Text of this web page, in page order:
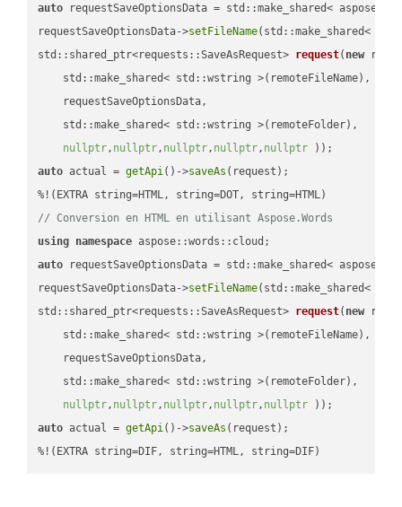
auto requestSaveOptionsData = std::make_shared<
requestSaveOptionsData->setFileName(std::make_shared<
std::shared_ptr<requests::SaveAsRequest> request( new
    std::make_shared< std::wstring >(remoteFileName),
    requestSaveOptionsData,
    std::make_shared< std::wstring >(remoteFolder),
nullptr, nullptr, nullptr, nullptr, nullptr ))
auto actual = getApi()->saveAs (request);
// Conversion en HTML en utilisant Aspose.Words
using namespace
auto requestSaveOptionsData = std::make_shared<
requestSaveOptionsData->setFileName(std::make_shared<
std::shared_ptr<requests::SaveAsRequest> request( new
    std::make_shared< std::wstring >(remoteFileName),
    requestSaveOptionsData,
    std::make_shared< std::wstring >(remoteFolder),
nullptr, nullptr, nullptr, nullptr, nullptr ))
auto actual = getApi()->saveAs (request);
%!(EXTRA string=DIF, string=HTML, string=DIF)